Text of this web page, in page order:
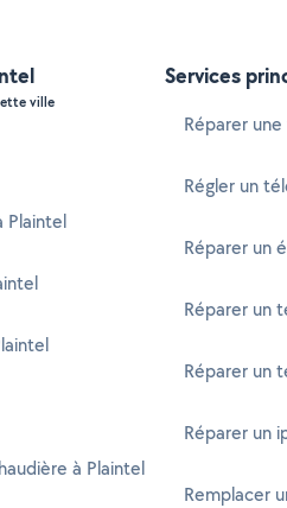
ville
Plaintel
à Plaintel
Services
Réparer
Régler un
Réparer un
Réparer un
Réparer un
Réparer un
Remplacer